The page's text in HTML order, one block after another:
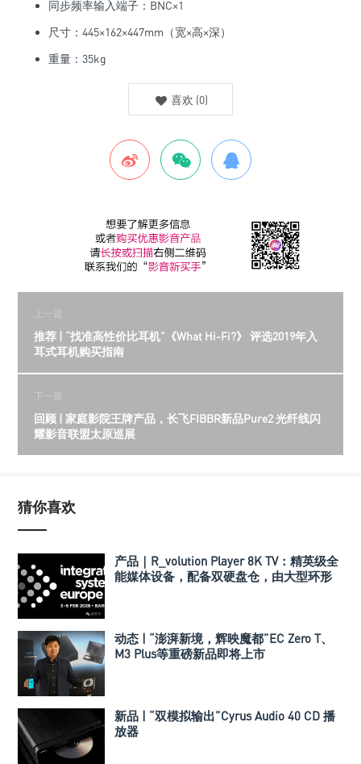
同步频率输入端子：BNC×1
尺寸：445×162×447mm（宽×高×深）
重量：35kg
喜欢 (0)
上一篇
推荐 | “找准高性价比耳机”《What Hi-Fi?》 评选2019年入
耳式耳机购买指南
下一篇
回顾 | 家庭影院王牌产品，长飞FIBBR新品Pure2 光纤线闪
耀影音联盟太原巡展
猜你喜欢
产品｜R_volution Player 8K TV：精英级全
能媒体设备，配备双硬盘仓，由大型环形
动态 | “澎湃新境，辉映魔都”EC Zero T、
M3 Plus等重磅新品即将上市
新品 | “双模拟输出”Cyrus Audio 40 CD 播
放器